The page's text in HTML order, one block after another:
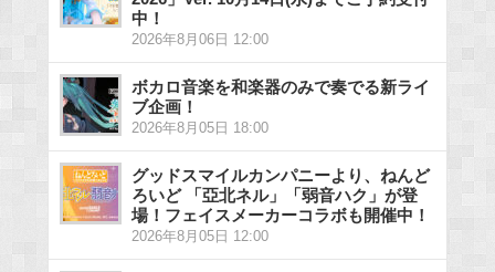
中！
2026年8月06日 12:00
ボカロ音楽を和楽器のみで奏でる新ライ
ブ企画！
2026年8月05日 18:00
グッドスマイルカンパニーより、ねんど
ろいど 「亞北ネル」「弱音ハク」が登
場！フェイスメーカーコラボも開催中！
2026年8月05日 12:00